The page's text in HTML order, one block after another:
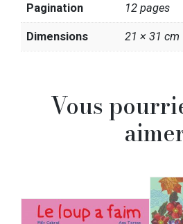
Pagination 12 pages
Dimensions 21 × 31 cm
Vous